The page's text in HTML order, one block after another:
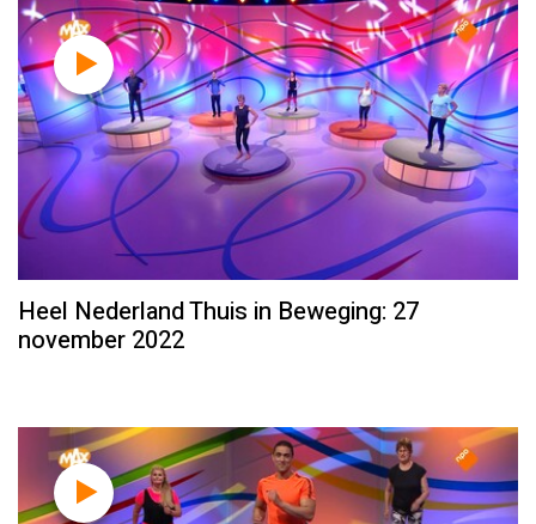
Heel Nederland Thuis in Beweging: 27
november 2022